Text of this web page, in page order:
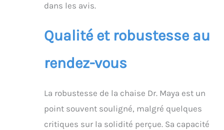
banquette est légère
mais durable et solide,
Jusqu'à 136 1 kg ✅
complémentaire
supplémentaire :
chaque chaise de
douche DR MAYA est
dans les avis.
Qualité et robustesse au
rendez-vous
La robustesse de la chaise Dr. Maya est un
point souvent souligné, malgré quelques
critiques sur la solidité perçue. Sa capacité